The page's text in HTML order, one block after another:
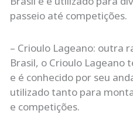
passeio até competições.
– Crioulo Lageano: outra
Brasil, o Crioulo Lageano
e é conhecido por seu
utilizado tanto para
e competições.